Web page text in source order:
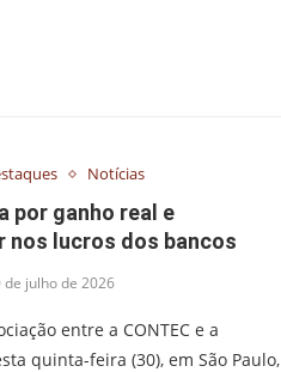
Notícias
por ganho real e
nos lucros dos bancos
de julho de 2026
entre a CONTEC e a
quinta-feira (30), em São Paulo,